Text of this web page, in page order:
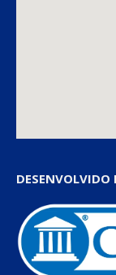
DESENVOLVIDO